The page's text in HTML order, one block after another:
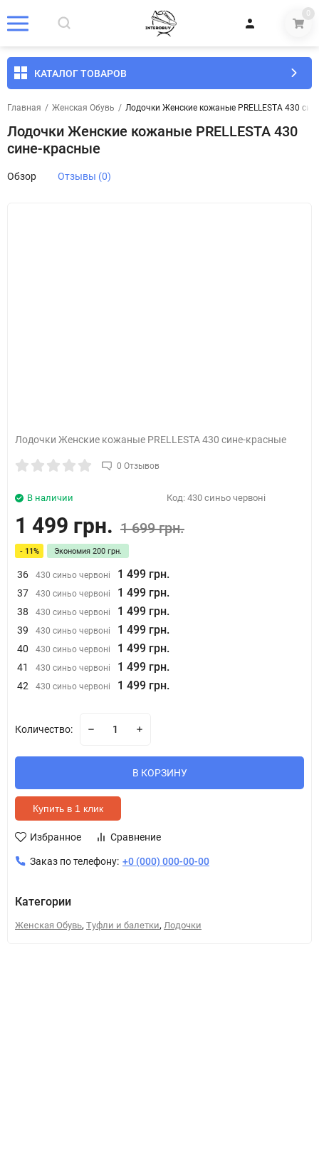
0
КАТАЛОГ ТОВАРОВ
Главная / Женская Обувь / Лодочки Женские кожаные PRELLESTA 430
Лодочки Женские кожаные PRELLESTA 430
сине-красные
Обзор Отзывы (0)
Лодочки Женские кожаные PRELLESTA 430 сине-красные
0 Отзывов
В наличии Код: 430 синьо червоні
1 499 грн. 1 699 грн.
- 11% Экономия 200 грн.
36 430 синьо червоні 1 499 грн.
37 430 синьо червоні 1 499 грн.
38 430 синьо червоні 1 499 грн.
39 430 синьо червоні 1 499 грн.
40 430 синьо червоні 1 499 грн.
41 430 синьо червоні 1 499 грн.
42 430 синьо червоні 1 499 грн.
Количество:
В КОРЗИНУ
Купить в 1 клик
Избранное Сравнение
Заказ по телефону: +0 (000) 000-00-00
Категории
Женская Обувь, Туфли и балетки, Лодочки